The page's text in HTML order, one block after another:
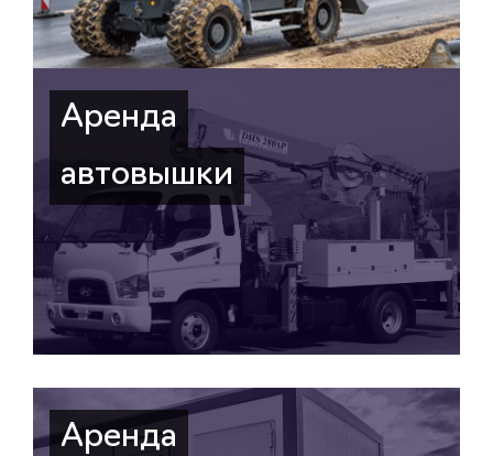
Аренда
автовышки
Аренда